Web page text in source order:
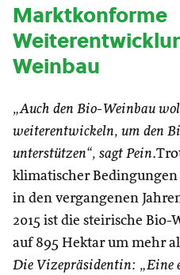
Marktkonforme
Weinbau
„Auch den Bio-Weinbau
weiterentwickeln, um den
unterstützen“, sagt Pein
klimatischer
in den vergangenen
2015 ist die steirische
auf 895 Hektar um mehr
Die Vizepräsidentin: „Eine